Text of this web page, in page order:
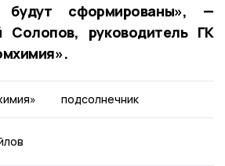
будут сформированы», —
Солопов, руководитель ГК
подсолнечник